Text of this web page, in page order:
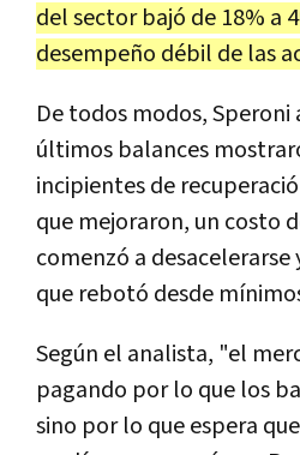
del sector bajó de 18% a
desempeño débil de las
De todos modos,
últimos balances
incipientes de
que mejoraron, un costo
comenzó a
que rebotó desde
Según el analista, "el
pagando por lo que los
sino por lo que espera